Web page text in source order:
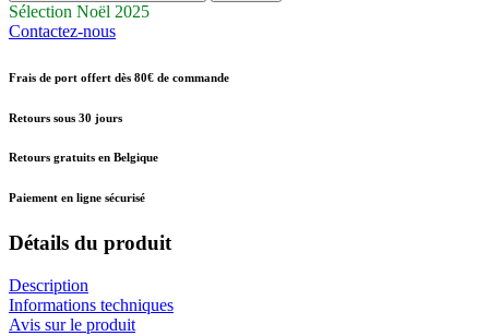
Sélection Noël 2025
Contactez-nous
Frais de port offert dès 80€ de commande
Retours sous 30 jours
Retours gratuits en Belgique
Paiement en ligne sécurisé
Détails du produit
Description
Informations techniques
Avis sur le produit